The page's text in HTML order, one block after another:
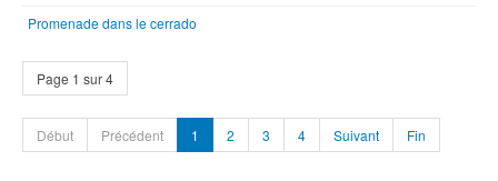
Promenade dans le cerrado
Page 1 sur 4
Début Précédent 1 2 3 4 Suivant Fin